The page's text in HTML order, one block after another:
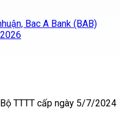
Bac A Bank (BAB)
TTTT cấp ngày 5/7/2024